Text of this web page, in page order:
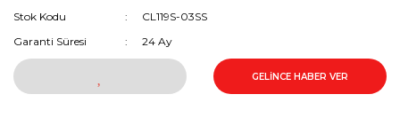
Stok Kodu
CL119S-03SS
Garanti Süresi
24 Ay
GELİNCE HABER VER